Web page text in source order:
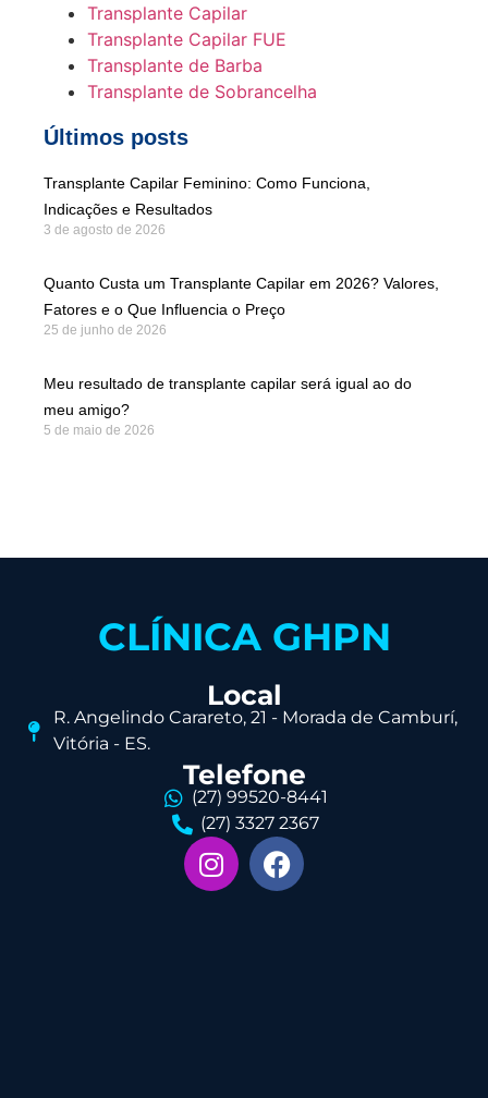
Transplante Capilar
Transplante Capilar FUE
Transplante de Barba
Transplante de Sobrancelha
Últimos posts
Transplante Capilar Feminino: Como Funciona,
Indicações e Resultados
3 de agosto de 2026
Quanto Custa um Transplante Capilar em 2026? Valores,
Fatores e o Que Influencia o Preço
25 de junho de 2026
Meu resultado de transplante capilar será igual ao do
meu amigo?
5 de maio de 2026
CLÍNICA GHPN
Local
R. Angelindo Carareto, 21 - Morada de Camburí,
Vitória - ES.
Telefone
(27) 99520-8441
(27) 3327 2367